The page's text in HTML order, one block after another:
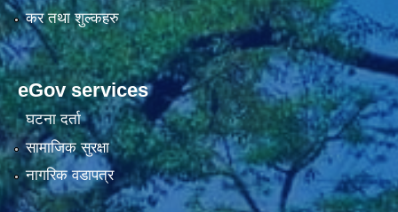
कर तथा शुल्कहरु
eGov services
घटना दर्ता
सामाजिक सुरक्षा
नागरिक वडापत्र